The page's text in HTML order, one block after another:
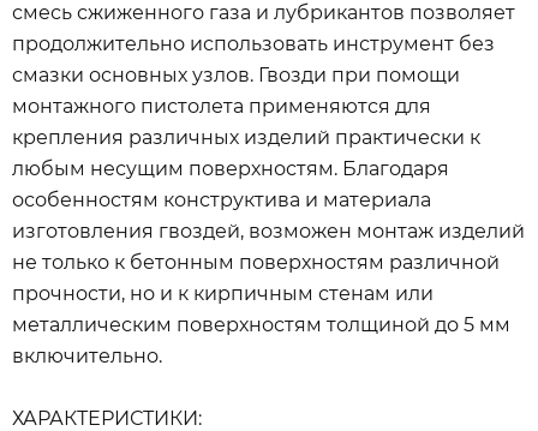
смесь сжиженного газа и лубрикантов позволяет
продолжительно использовать инструмент без
смазки основных узлов. Гвозди при помощи
монтажного пистолета применяются для
крепления различных изделий практически к
любым несущим поверхностям. Благодаря
особенностям конструктива и материала
изготовления гвоздей, возможен монтаж изделий
не только к бетонным поверхностям различной
прочности, но и к кирпичным стенам или
металлическим поверхностям толщиной до 5 мм
включительно.
ХАРАКТЕРИСТИКИ: